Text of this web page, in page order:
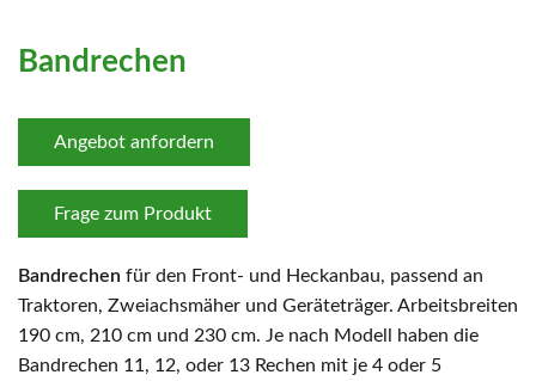
Bandrechen
Angebot anfordern
Frage zum Produkt
Bandrechen für den Front- und Heckanbau, passend an
Traktoren, Zweiachsmäher und Geräteträger. Arbeitsbreiten
190 cm, 210 cm und 230 cm. Je nach Modell haben die
Bandrechen 11, 12, oder 13 Rechen mit je 4 oder 5